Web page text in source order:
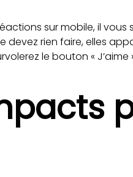
sur mobile, il
devez rien faire, elles
le bouton « J’aime